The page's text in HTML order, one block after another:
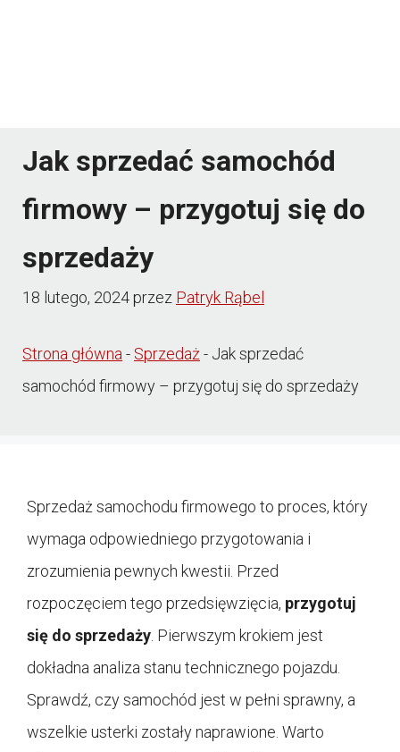
Jak sprzedać samochód
firmowy – przygotuj się do
sprzedaży
18 lutego, 2024przez Patryk Rąbel
Strona główna- Sprzedaż- Jak sprzedać
samochód firmowy – przygotuj się do sprzedaży
Sprzedaż samochodu firmowego to proces, który
wymaga odpowiedniego przygotowania i
zrozumienia pewnych kwestii. Przed
rozpoczęciem tego przedsięwzięcia, przygotuj
się do sprzedaży . Pierwszym krokiem jest
dokładna analiza stanu technicznego pojazdu.
Sprawdź, czy samochód jest w pełni sprawny, a
wszelkie usterki zostały naprawione. Warto